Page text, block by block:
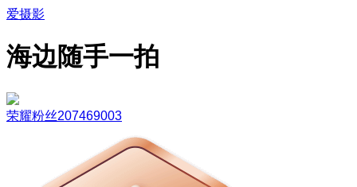
爱摄影
海边随手一拍
荣耀粉丝207469003